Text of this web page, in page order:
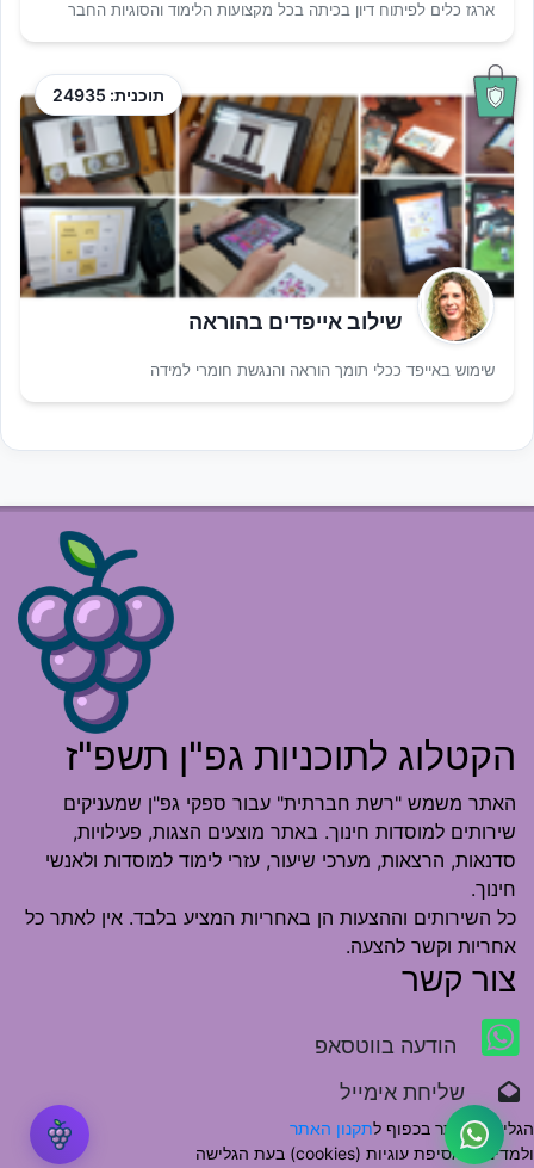
ארגז כלים לפיתוח דיון בכיתה בכל מקצועות הלימוד והסוגיות החבר
תוכנית: 24935
שילוב אייפדים בהוראה
שימוש באייפד ככלי תומך הוראה והנגשת חומרי למידה
הקטלוג לתוכניות גפ"ן תשפ"ז
האתר משמש "רשת חברתית" עבור ספקי גפ"ן שמעניקים
שירותים למוסדות חינוך. באתר מוצעים הצגות, פעילויות,
סדנאות, הרצאות, מערכי שיעור, עזרי לימוד למוסדות ולאנשי
חינוך.
כל השירותים וההצעות הן באחריות המציע בלבד. אין לאתר כל
אחריות וקשר להצעה.
צור קשר
הודעה בווטסאפ
שליחת אימייל
הגלישה באתר בכפוף לתקנון האתר
ולמדיניות אסיפת עוגיות (cookies) בעת הגלישה